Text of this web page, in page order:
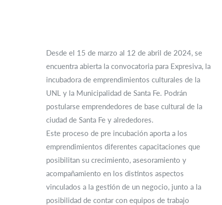
Desde el 15 de marzo al 12 de abril de 2024, se
encuentra abierta la convocatoria para Expresiva, la
incubadora de emprendimientos culturales de la
UNL y la Municipalidad de Santa Fe. Podrán
postularse emprendedores de base cultural de la
ciudad de Santa Fe y alrededores.
Este proceso de pre incubación aporta a los
emprendimientos diferentes capacitaciones que
posibilitan su crecimiento, asesoramiento y
acompañamiento en los distintos aspectos
vinculados a la gestión de un negocio, junto a la
posibilidad de contar con equipos de trabajo